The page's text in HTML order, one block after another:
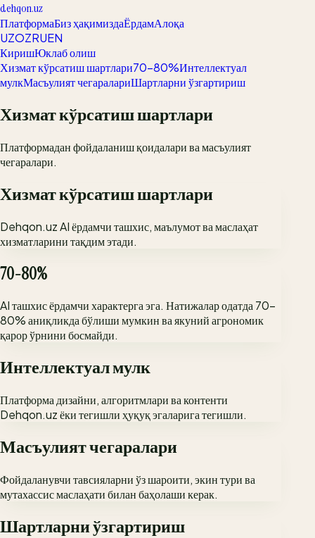
dehqon.uz
ПлатформаБиз ҳақимиздаЁрдамАлоқа
UZOZRUEN
КиришЮклаб олиш
Хизмат кўрсатиш шартлари70-80%Интеллектуал
мулкМасъулият чегаралариШартларни ўзгартириш
Хизмат кўрсатиш шартлари
Платформадан фойдаланиш қоидалари ва масъулият
чегаралари.
Хизмат кўрсатиш шартлари
Dehqon.uz AI ёрдамчи ташхис, маълумот ва маслаҳат
хизматларини тақдим этади.
70-80%
AI ташхис ёрдамчи характерга эга. Натижалар одатда 70-
80% аниқликда бўлиши мумкин ва якуний агрономик
қарор ўрнини босмайди.
Интеллектуал мулк
Платформа дизайни, алгоритмлари ва контенти
Dehqon.uz ёки тегишли ҳуқуқ эгаларига тегишли.
Масъулият чегаралари
Фойдаланувчи тавсияларни ўз шароити, экин тури ва
мутахассис маслаҳати билан баҳолаши керак.
Шартларни ўзгартириш